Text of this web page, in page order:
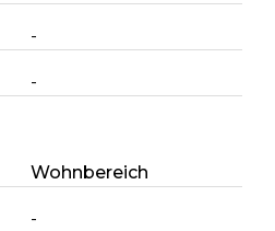
-
-
Wohnbereich
-